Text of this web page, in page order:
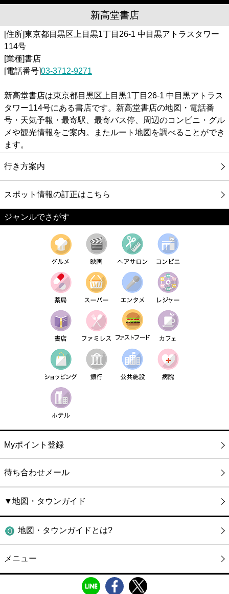
新高堂書店
[住所]東京都目黒区上目黒1丁目26-1 中目黒アトラスタワー
114号
[業種]書店
[電話番号]03-3712-9271
新高堂書店は東京都目黒区上目黒1丁目26-1 中目黒アトラス
タワー114号にある書店です。新高堂書店の地図・電話番
号・天気予報・最寄駅、最寄バス停、周辺のコンビニ・グル
メや観光情報をご案内。またルート地図を調べることができ
ます。
行き方案内
スポット情報の訂正はこちら
ジャンルでさがす
Myポイント登録
待ち合わせメール
▼地図・タウンガイド
地図・タウンガイドとは?
メニュー